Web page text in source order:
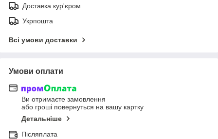
Доставка кур'єром
Укрпошта
Всі умови доставки
Умови оплати
Ви отримаєте замовлення
або гроші повернуться на вашу картку
Детальніше
Післяплата